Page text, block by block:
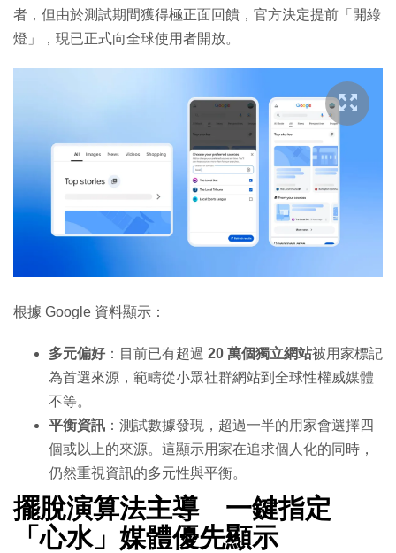
者，但由於測試期間獲得極正面回饋，官方決定提前「開綠
燈」，現已正式向全球使用者開放。
根據 Google 資料顯示：
多元偏好：目前已有超過 20 萬個獨立網站被用家標記
為首選來源，範疇從小眾社群網站到全球性權威媒體
不等。
平衡資訊 ：測試數據發現，超過一半的用家會選擇四
個或以上的來源。這顯示用家在追求個人化的同時，
仍然重視資訊的多元性與平衡。
擺脫演算法主導 一鍵指定
「心水」媒體優先顯示